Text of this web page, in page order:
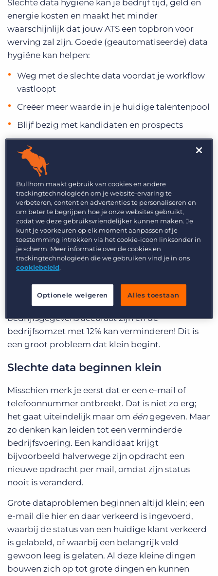
Slechte data hygiëne kan je bedrijf tijd, geld en
energie kosten en maakt het minder
waarschijnlijk dat jouw ATS een topbron voor
werving zal zijn. Goede (geautomatiseerde) data
hygiëne kan helpen:
Weg met de slechte data voordat je workflow
vastloopt
Creëer meer waarde in je huidige talentenpool
Blijf bezig met kandidaten en prospects
Slechte data hygiëne is voor veel
recruitmentbureaus een realiteit geworden. Met
de dagelijkse instroom van kandidaten en
prospects is het geen wonder dat een ATS 50%
goed en 50%, nou ja, gewoon sh*tty kan zijn.
Het probleem is dat je je bij slechte datakwaliteit
niet alleen voor de kop kan slaan wanneer je je
realiseert dat de zojuist gevonden kandidaat
geen e-mailadres heeft; het kan ook leiden tot
slechte ervaringen voor jouw publiek en, in
sommige gevallen, je ATS enorm vertragen.
27% van de managers weet niet hoeveel van hun
bedrijfsgegevens accuraat zijn en de
bedrijfsomzet met 12% kan verminderen! Dit is
een groot probleem dat klein begint.
Slechte data beginnen klein
Misschien merk je eerst dat er een e-mail of
telefoonnummer ontbreekt. Dat is niet zo erg;
het gaat uiteindelijk maar om ééngegeven. Maar
zo denken kan leiden tot een verminderde
bedrijfsvoering. Een kandidaat krijgt
bijvoorbeeld halverwege zijn opdracht een
nieuwe opdracht per mail, omdat zijn status
nooit is veranderd.
Grote dataproblemen beginnen altijd klein; een
e-mail die hier en daar verkeerd is ingevoerd,
waarbij de status van een huidige klant verkeerd
is gelabeld, of waarbij een belangrijk veld
gewoon leeg is gelaten. Al deze kleine dingen
bouwen zich op tot grote dingen en kunnen
Bullhorn maakt gebruik van cookies en andere
trackingtechnologieën om je website-ervaring te
verbeteren, content en advertenties te personaliseren en
om beter te begrijpen hoe je onze websites gebruikt,
zodat we deze gebruiksvriendelijker kunnen maken. Je
kunt je voorkeuren op elk moment aanpassen of je
toestemming intrekken via het cookie-icoon linksonder in
je scherm. Meer informatie over de cookies en
trackingtechnologieën die we gebruiken vind je in ons
cookiebeleid.
Optionele weigeren Alles toestaan